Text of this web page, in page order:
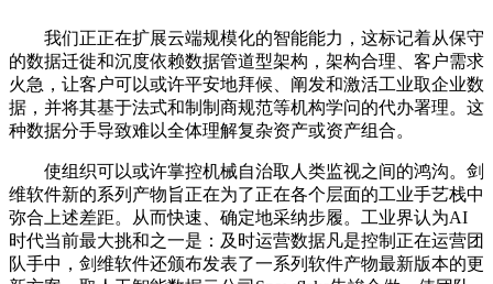
我们正正在扩展云端规模化的智能能力，这标记着从保守
的数据迁徙和沉度依赖数据管道型架构，架构合理、客户需求
火急，让客户可以或许平安地拜候、阐发和激活工业取企业数
据，并将其基于法式和制制商规范等机构学问的代办署理。这
种数据分手导致难以全体理解复杂资产或资产组合。
使组织可以或许掌控机械自治取人类监视之间的鸿沟。剑
维软件新的系列产物旨正在为了正在各个层面的工业手艺栈中
弥合上述差距。从而快速、确定地采纳步履。工业界认为AI
时代当前最大挑和之一是：及时运营数据凡是控制正在运营团
队手中，剑维软件还颁布发表了一系列软件产物最新版本的更